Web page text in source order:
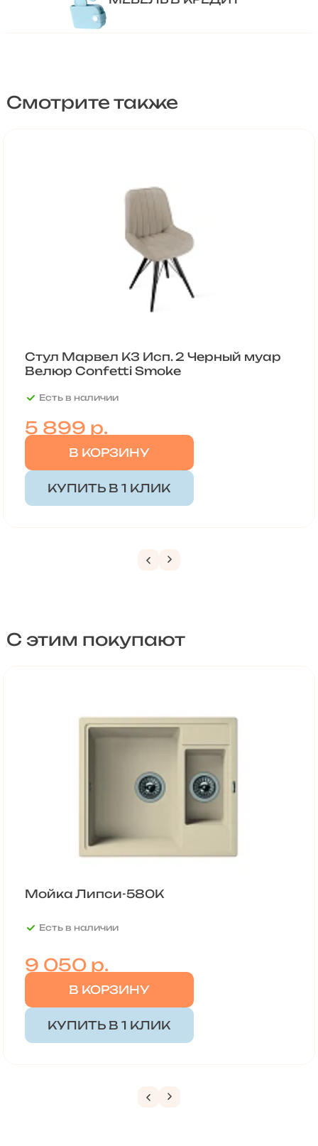
Смотрите также
Стул Марвел К3 Исп. 2 Черный муар
Велюр Confetti Smoke
Есть в наличии
5 899 р.
В КОРЗИНУ
КУПИТЬ В 1 КЛИК
С этим покупают
Мойка Липси-580К
Есть в наличии
9 050р.
В КОРЗИНУ
КУПИТЬ В 1 КЛИК